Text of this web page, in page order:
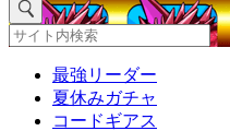
最強リーダー
夏休みガチャ
コードギアス